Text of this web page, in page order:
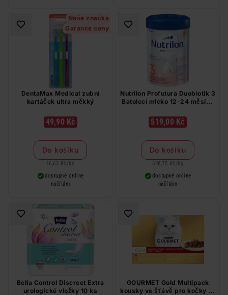
Naše značka
Garance ceny
DentaMax Medical zubní
kartáček ultra měkký
49,90 Kč
Do košíku
16,63 Kč / ks
dostupné online
načítám
Nutrilon Profutura Duobiotik 3
Batolecí mléko 12-24 měsíců
519,00 Kč
Do košíku
648,75 Kč / kg
dostupné online
načítám
Bella Control Discreet Extra
urologické vložky 10 ks
GOURMET Gold Multipack
kousky ve šťávě pro kočky 12